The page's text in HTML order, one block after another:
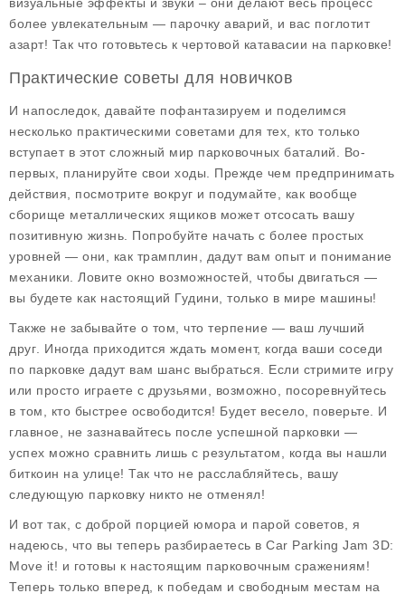
более увлекательным — парочку аварий, и вас поглотит
азарт! Так что готовьтесь к чертовой катавасии на парковке!
Практические советы для новичков
И напоследок, давайте пофантазируем и поделимся
несколько практическими советами для тех, кто только
вступает в этот сложный мир парковочных баталий. Во-
первых, планируйте свои ходы . Прежде чем предпринимать
действия, посмотрите вокруг и подумайте, как вообще
сборище металлических ящиков может отсосать вашу
позитивную жизнь. Попробуйте начать с более простых
уровней — они, как трамплин, дадут вам опыт и понимание
механики. Ловите окно возможностей, чтобы двигаться —
вы будете как настоящий Гудини, только в мире машины!
Также не забывайте о том, что терпение — ваш лучший
друг . Иногда приходится ждать момент, когда ваши соседи
по парковке дадут вам шанс выбраться. Если стримите игру
или просто играете с друзьями, возможно, посоревнуйтесь
в том, кто быстрее освободится! Будет весело, поверьте. И
главное, не зазнавайтесь после успешной парковки —
успех можно сравнить лишь с результатом, когда вы нашли
биткоин на улице! Так что не расслабляйтесь, вашу
следующую парковку никто не отменял!
И вот так, с доброй порцией юмора и парой советов, я
надеюсь, что вы теперь разбираетесь в Car Parking Jam 3D:
Move it! и готовы к настоящим парковочным сражениям!
Теперь только вперед, к победам и свободным местам на